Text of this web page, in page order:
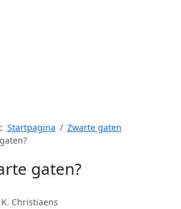
Startpagina
Zwarte gaten
gaten?
K. Christiaens